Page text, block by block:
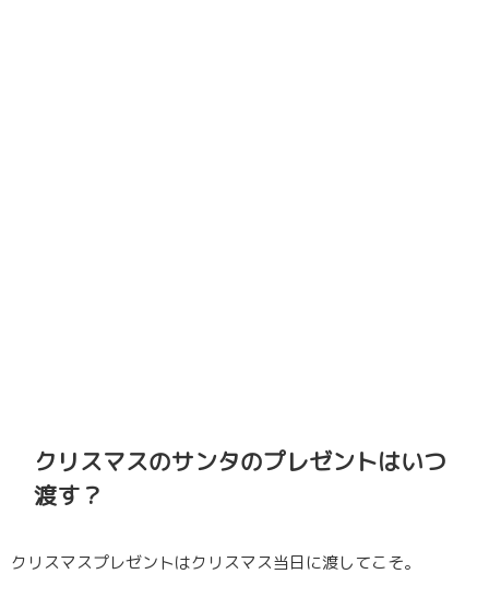
クリスマスのサンタのプレゼントはいつ
渡す？
クリスマスプレゼントはクリスマス当日に渡してこそ。